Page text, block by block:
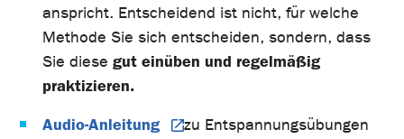
anspricht. Entscheidend ist nicht, für welche
Methode Sie sich entscheiden, sondern, dass
Sie diese gut einüben und regelmäßig
praktizieren.
Audio-Anleitung
zu Entspannungsübungen